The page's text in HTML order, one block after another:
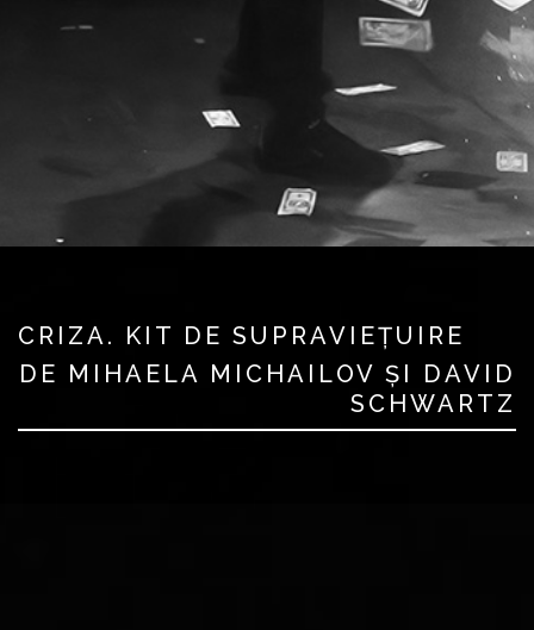
CRIZA. KIT DE SUPRAVIEȚUIRE
DE MIHAELA MICHAILOV ȘI DAVID
SCHWARTZ